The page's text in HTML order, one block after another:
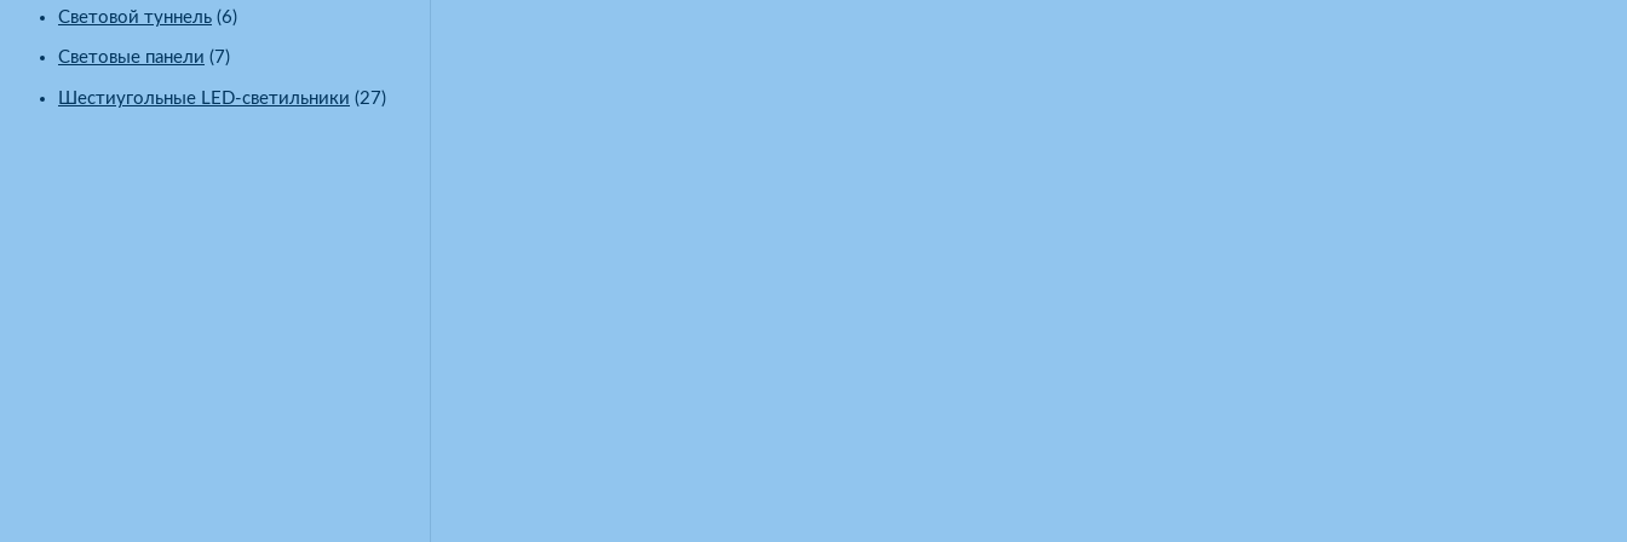
Световой туннель (6)
Световые панели (7)
Шестиугольные LED-светильники (27)